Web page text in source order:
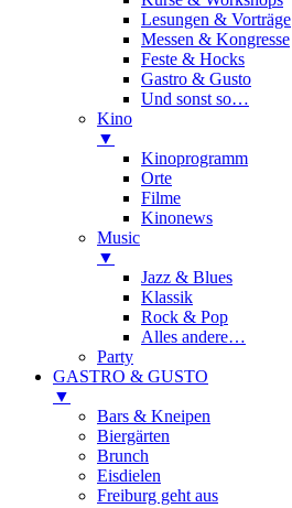
Lesungen & Vorträge
Messen & Kongresse
Feste & Hocks
Gastro & Gusto
Und sonst so…
Kino
▼
Kinoprogramm
Orte
Filme
Kinonews
Music
▼
Jazz & Blues
Klassik
Rock & Pop
Alles andere…
Party
GASTRO & GUSTO
▼
Bars & Kneipen
Biergärten
Brunch
Eisdielen
Freiburg geht aus